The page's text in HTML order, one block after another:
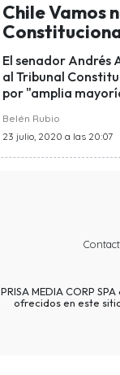
Chile Vamos
El senador Andrés
al Tribunal
por "amplia
Belén Rubio
23 julio, 2020 a las 20:07
PRISA MEDIA CORP
ofrecidos en este